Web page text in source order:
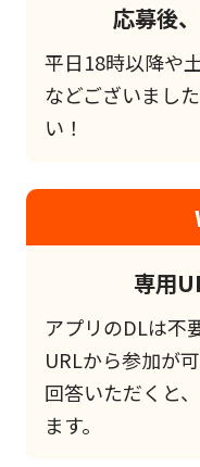
応募後
平日18時以降や
などございまし
い！
専用
アプリのDLは不
URLから参加が
回答いただくと
ます。